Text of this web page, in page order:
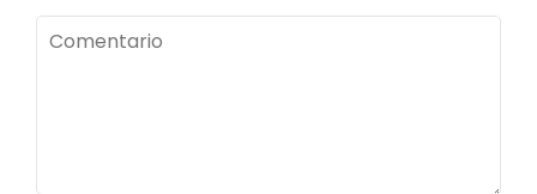
Comentario